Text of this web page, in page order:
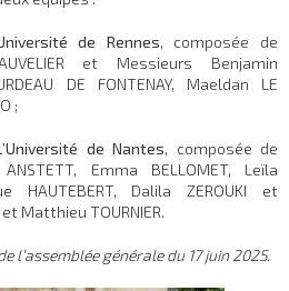
de Rennes, composée de
et Messieurs Benjamin
DE FONTENAY, Maeldan LE
;
de Nantes, composée de
Emma BELLOMET, Leïla
HAUTEBERT, Dalila ZEROUKI et
Matthieu TOURNIER.
l’assemblée générale du 17 juin 2025.